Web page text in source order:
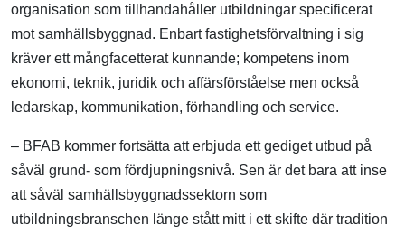
organisation som tillhandahåller utbildningar specificerat
mot samhällsbyggnad. Enbart fastighetsförvaltning i sig
kräver ett mångfacetterat kunnande; kompetens inom
ekonomi, teknik, juridik och affärsförståelse men också
ledarskap, kommunikation, förhandling och service.
– BFAB kommer fortsätta att erbjuda ett gediget utbud på
såväl grund- som fördjupningsnivå. Sen är det bara att inse
att såväl samhällsbyggnadssektorn som
utbildningsbranschen länge stått mitt i ett skifte där tradition